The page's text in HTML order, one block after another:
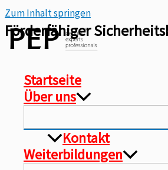
Zum Inhalt springen
Startseite
Über uns
Kontakt
Weiterbildungen
Förderfähiger